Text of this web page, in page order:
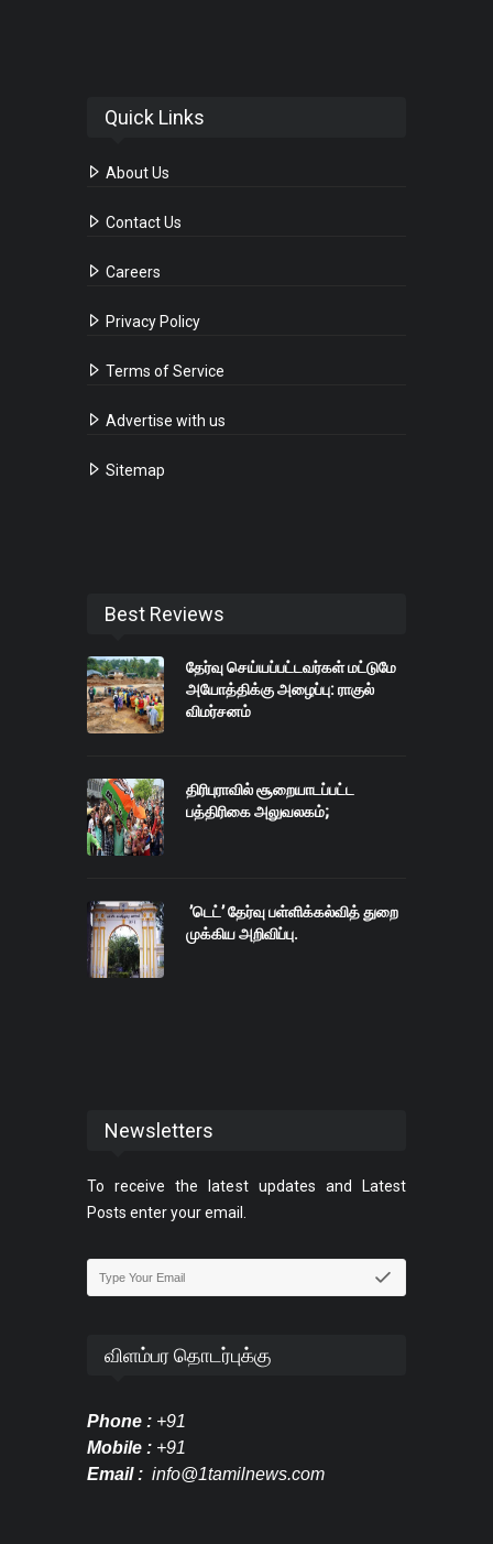
Quick Links
About Us
Contact Us
Careers
Privacy Policy
Terms of Service
Advertise with us
Sitemap
Best Reviews
தேர்வு செய்யப்பட்டவர்கள் மட்டுமே
அயோத்திக்கு அழைப்பு: ராகுல்
விமர்சனம்
திரிபுராவில் சூறையாடப்பட்ட
பத்திரிகை அலுவலகம்;
’டெட்’ தேர்வு பள்ளிக்கல்வித் துறை
முக்கிய அறிவிப்பு.
Newsletters
To receive the latest updates and Latest
Posts enter your email.
விளம்பர தொடர்புக்கு
Phone : +91
Mobile : +91
Email : info@1tamilnews.com